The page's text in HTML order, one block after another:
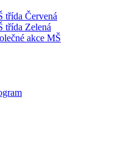
třída Červená
třída Zelená
akce MŠ